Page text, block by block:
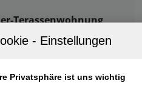
Terassenwohnung
Privatsphäre ist uns wichtig